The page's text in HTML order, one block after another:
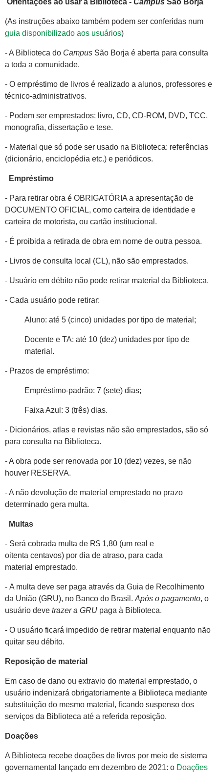
Orientações ao usar a Biblioteca - Campus São Borja
(As instruções abaixo também podem ser conferidas num
guia disponibilizado aos usuários)
- A Biblioteca do Campus São Borja é aberta para consulta
a toda a comunidade.
- O empréstimo de livros é realizado a alunos, professores e
técnico-administrativos.
- Podem ser emprestados: livro, CD, CD-ROM, DVD, TCC,
monografia, dissertação e tese.
- Material que só pode ser usado na Biblioteca: referências
(dicionário, enciclopédia etc.) e periódicos.
Empréstimo
- Para retirar obra é OBRIGATÓRIA a apresentação de
DOCUMENTO OFICIAL, como carteira de identidade e
carteira de motorista, ou cartão institucional.
- É proibida a retirada de obra em nome de outra pessoa.
- Livros de consulta local (CL), não são emprestados.
- Usuário em débito não pode retirar material da Biblioteca.
- Cada usuário pode retirar:
Aluno: até 5 (cinco) unidades por tipo de material;
Docente e TA: até 10 (dez) unidades por tipo de
material.
- Prazos de empréstimo:
Empréstimo-padrão: 7 (sete) dias;
Faixa Azul: 3 (três) dias.
- Dicionários, atlas e revistas não são emprestados, são só
para consulta na Biblioteca.
- A obra pode ser renovada por 10 (dez) vezes, se não
houver RESERVA.
- A não devolução de material emprestado no prazo
determinado gera multa.
Multas
- Será cobrada multa de R$ 1,80 (um real e
oitenta centavos) por dia de atraso, para cada
material emprestado.
- A multa deve ser paga através da Guia de Recolhimento
da União (GRU), no Banco do Brasil.Após o pagamento, o
usuário deve trazer a GRU paga à Biblioteca.
- O usuário ficará impedido de retirar material enquanto não
quitar seu débito.
Reposição de material
Em caso de dano ou extravio do material emprestado, o
usuário indenizará obrigatoriamente a Biblioteca mediante
substituição do mesmo material, ficando suspenso dos
serviços da Biblioteca até a referida reposição.
Doações
A Biblioteca recebe doações de livros por meio de sistema
governamental lançado em dezembro de 2021: o Doações